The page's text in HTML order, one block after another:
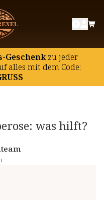
Geschenkzu jeder
alles mit dem Code:
was hilft?
sollten